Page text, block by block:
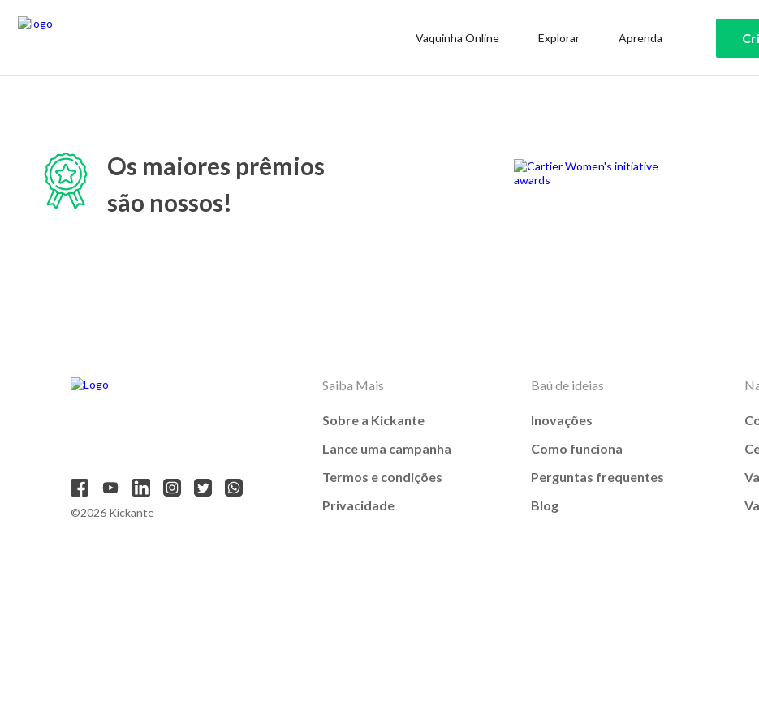
Vaquinha Online Explorar Aprenda
Os maiores prêmios
são nossos!
©2026 Kickante
Saiba Mais
Sobre a Kickante
Lance uma campanha
Termos e condições
Privacidade
Baú de ideias
Inovações
Como funciona
Perguntas frequentes
Blog